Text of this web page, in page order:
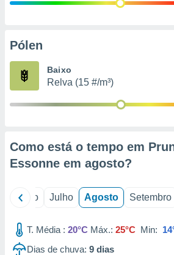
e
de
Pólen
Baixo
Relva (15 #/m³)
Como está o tempo em
Essonne em agosto?
Junho Julho Agosto Setembro
T. Média : 20°C Máx.: 25°C Min:
Dias de chuva: 9 dias